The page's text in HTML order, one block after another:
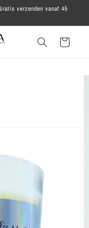
verzenden vanaf 45
Winkelwagen